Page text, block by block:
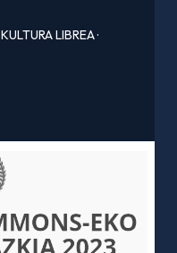
KULTURA LIBREA·